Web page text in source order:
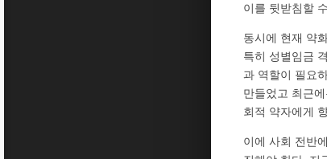
이를 뒷받침할
동시에 현재 약
특히 성별임금
과 역할이 필요
만들었고 최근
회적 약자에게
이에 사회 전반